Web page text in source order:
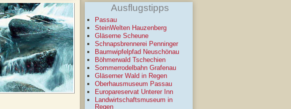
Ausflugstipps
Passau
SteinWelten Hauzenberg
Gläserne Scheune
Schnapsbrennerei Penninger
Baumwipfelpfad Neuschönau
Böhmerwald Tschechien
Sommerrodelbahn Grafenau
Gläserner Wald in Regen
Oberhausmuseum Passau
Europareservat Unterer Inn
Landwirtschaftsmuseum in
Regen